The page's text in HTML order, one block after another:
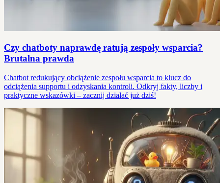
Czy chatboty naprawdę ratują zespoły wsparcia?
Brutalna prawda
Chatbot redukujący obciążenie zespołu wsparcia to klucz do
odciążenia supportu i odzyskania kontroli. Odkryj fakty, liczby i
praktyczne wskazówki – zacznij działać już dziś!